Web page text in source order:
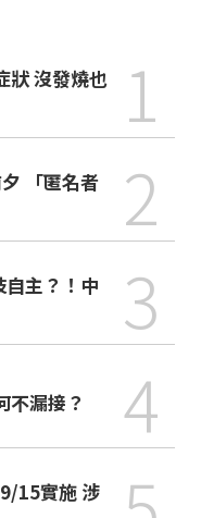
1
「匿名者
2
3
不漏接？ 4
15實施 涉